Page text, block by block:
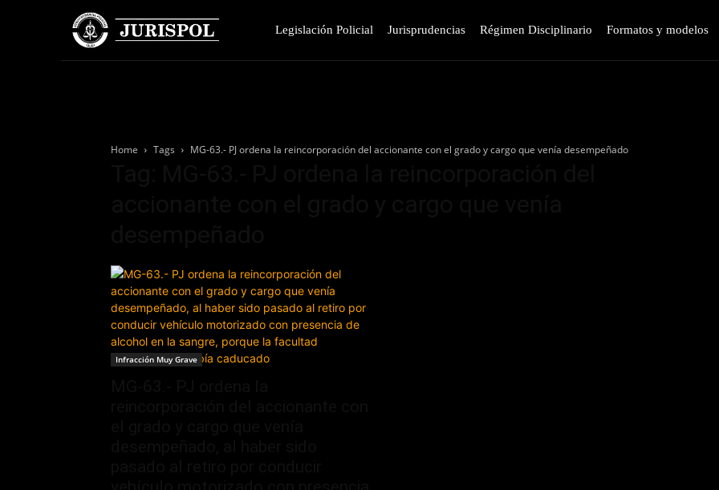
Legislación Policial Jurisprudencias Régimen Disciplinario Formatos y modelos
Home Tags MG-63.- PJ ordena la reincorporación del accionante con el grado y cargo que venía desempeñado
Infracción Muy Grave